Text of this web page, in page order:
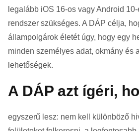
legalább iOS 16-os vagy Android
rendszer szükséges. A DÁP célja,
állampolgárok életét úgy, hogy egy
minden személyes adat, okmány és
lehetőségek.
A DÁP azt ígéri,
egyszerű lesz: nem kell különböző